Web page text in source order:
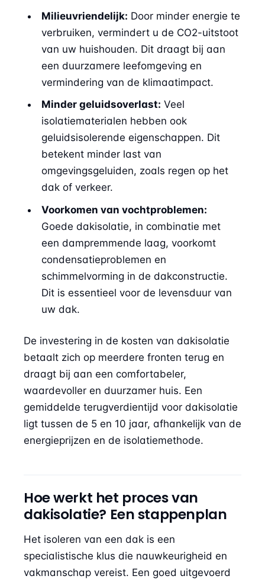
Milieuvriendelijk: Door minder energie te
verbruiken, vermindert u de CO2-uitstoot
van uw huishouden. Dit draagt bij aan
een duurzamere leefomgeving en
vermindering van de klimaatimpact.
Minder geluidsoverlast: Veel
isolatiematerialen hebben ook
geluidsisolerende eigenschappen. Dit
betekent minder last van
omgevingsgeluiden, zoals regen op het
dak of verkeer.
Voorkomen van vochtproblemen:
Goede dakisolatie, in combinatie met
een dampremmende laag, voorkomt
condensatieproblemen en
schimmelvorming in de dakconstructie.
Dit is essentieel voor de levensduur van
uw dak.
De investering in de kosten van dakisolatie
betaalt zich op meerdere fronten terug en
draagt bij aan een comfortabeler,
waardevoller en duurzamer huis. Een
gemiddelde terugverdientijd voor dakisolatie
ligt tussen de 5 en 10 jaar, afhankelijk van de
energieprijzen en de isolatiemethode.
Hoe werkt het proces van
dakisolatie? Een stappenplan
Het isoleren van een dak is een
specialistische klus die nauwkeurigheid en
vakmanschap vereist. Een goed uitgevoerd